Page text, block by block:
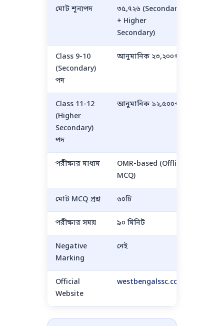
মোট শূন্যপদ
৩৫,৭২৬ (Secondary
+ Higher
Secondary)
Class 9-10
(Secondary)
পদ
আনুমানিক ২৩,২০০+
Class 11-12
(Higher
Secondary)
পদ
আনুমানিক ১২,৫০০+
পরীক্ষার মাধ্যম
OMR-based (Offline
MCQ)
মোট MCQ প্রশ্ন ৬০টি
পরীক্ষার সময় ৯০ মিনিট
Negative
Marking
নেই
Official
Website
westbengalssc.com